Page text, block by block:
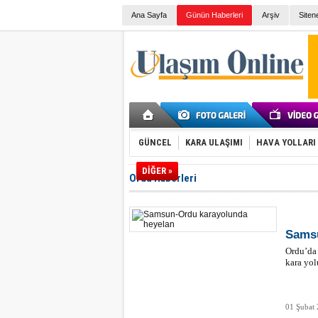
Ana Sayfa Günün Haberleri Arşiv
GÜNCEL KARA ULAŞIMI HAVA YOLLARI
DİĞER »
Ordu Haberleri
kara
01 Şubat